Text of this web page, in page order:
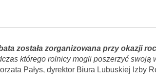
została zorganizowana przy okazji
którego rolnicy mogli poszerzyć swoją
Pałys, dyrektor Biura Lubuskiej Izby